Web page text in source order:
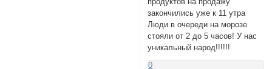
закончились уже к 11 утра
Люди в очереди на морозе
стояли от 2 до 5 часов! У нас
уникальный народ!!!!!!
0